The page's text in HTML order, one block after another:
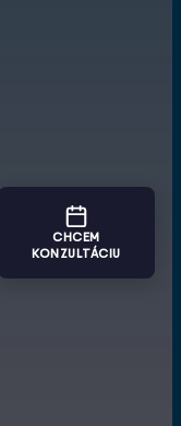
CHCEM
KONZULTÁCIU